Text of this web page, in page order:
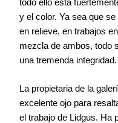
todo ello está
y el color. Ya sea que
en relieve, en trabajos
mezcla de ambos, todo
una tremenda integridad.
La propietaria de la
excelente ojo para
el trabajo de Lidgus. Ha